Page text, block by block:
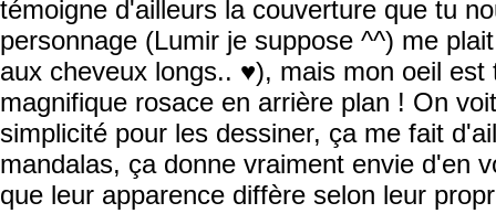
témoigne d'ailleurs la couverture que tu
personnage (Lumir je suppose ^^) me
aux cheveux longs.. ♥), mais mon oeil
magnifique rosace en arrière plan ! On
simplicité pour les dessiner, ça me fait
mandalas, ça donne vraiment envie d'en
que leur apparence diffère selon leur